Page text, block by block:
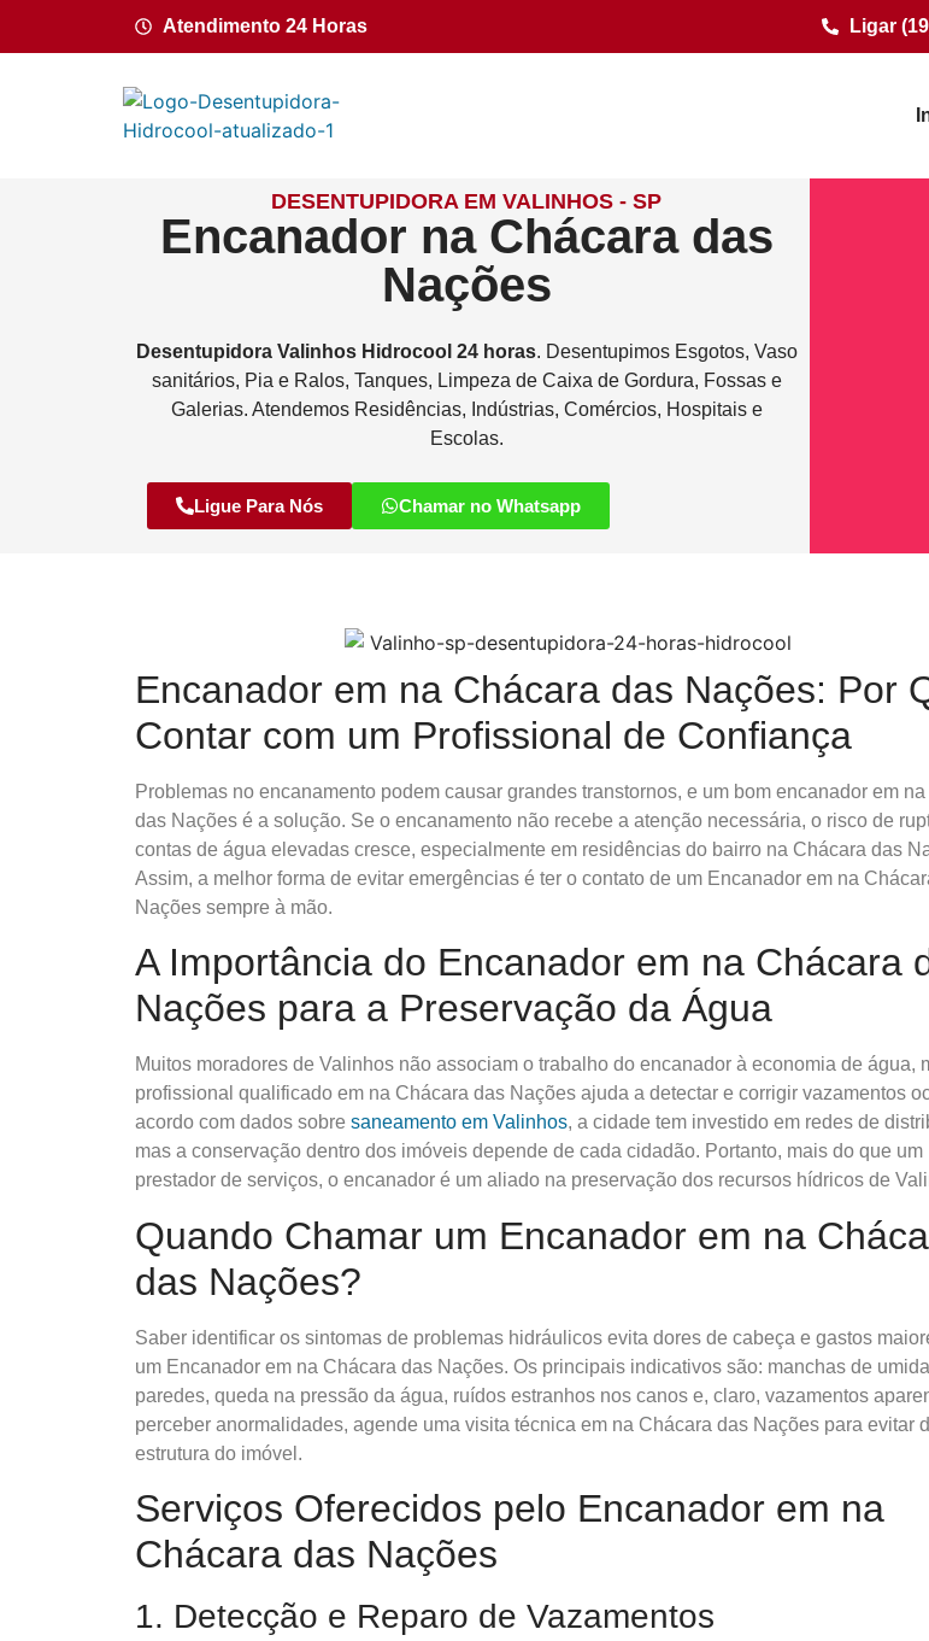
Atendimento 24 Horas Ligar
DESENTUPIDORA EM VALINHOS - SP
Encanador na Chácara das
Nações
Desentupidora Valinhos Hidrocool 24 horas. Desentupimos Esgotos, Vaso
sanitários, Pia e Ralos, Tanques, Limpeza de Caixa de Gordura, Fossas e
Galerias. Atendemos Residências, Indústrias, Comércios, Hospitais e
Escolas.
Ligue Para Nós Chamar no Whatsapp
Encanador em na Chácara das Nações: Por
Contar com um Profissional de Confiança
Problemas no encanamento podem causar grandes transtornos, e um bom encanador em
das Nações é a solução. Se o encanamento não recebe a atenção necessária, o risco de
contas de água elevadas cresce, especialmente em residências do bairro na Chácara das
Assim, a melhor forma de evitar emergências é ter o contato de um Encanador em na
Nações sempre à mão.
A Importância do Encanador em na Chácara
Nações para a Preservação da Água
Muitos moradores de Valinhos não associam o trabalho do encanador à economia de água,
profissional qualificado em na Chácara das Nações ajuda a detectar e corrigir vazamentos
acordo com dados sobre saneamento em Valinhos, a cidade tem investido em redes de
mas a conservação dentro dos imóveis depende de cada cidadão. Portanto, mais do que um
prestador de serviços, o encanador é um aliado na preservação dos recursos hídricos de
Quando Chamar um Encanador em na
das Nações?
Saber identificar os sintomas de problemas hidráulicos evita dores de cabeça e gastos
um Encanador em na Chácara das Nações. Os principais indicativos são: manchas de
paredes, queda na pressão da água, ruídos estranhos nos canos e, claro, vazamentos
perceber anormalidades, agende uma visita técnica em na Chácara das Nações para evitar
estrutura do imóvel.
Serviços Oferecidos pelo Encanador em na
Chácara das Nações
1. Detecção e Reparo de Vazamentos